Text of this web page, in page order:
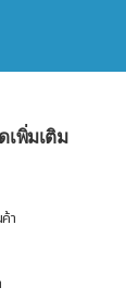
เพิ่มเติม
า